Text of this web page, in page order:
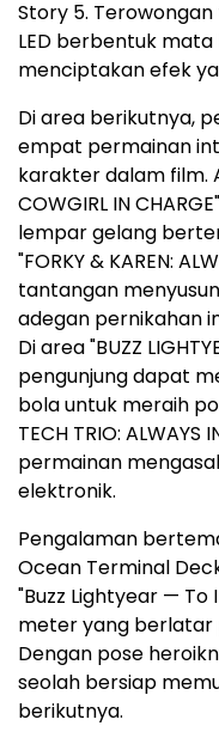
Story 5.
LED berbentuk
menciptakan efek
Di area berikutnya,
empat permainan
karakter dalam film.
COWGIRL IN
lempar gelang
"FORKY & KAREN:
tantangan
adegan pernikahan
Di area "BUZZ
pengunjung dapat
bola untuk meraih
TECH TRIO:
permainan
elektronik.
Pengalaman
Ocean Terminal
"Buzz Lightyear — To
meter yang berlatar
Dengan pose
seolah bersiap
berikutnya.